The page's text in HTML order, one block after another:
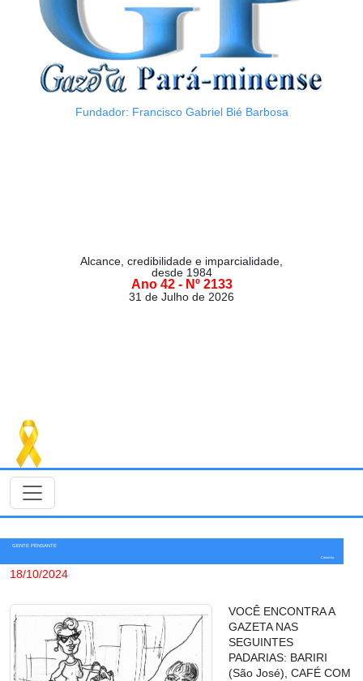
Fundador: Francisco Gabriel Bié Barbosa
Alcance, credibilidade e imparcialidade,
desde 1984
Ano 42 - Nº 2133
31 de Julho de 2026
GENTE PENSANTE
Colunista
18/10/2024
VOCÊ ENCONTRA A
GAZETA NAS
SEGUINTES
PADARIAS: BARIRI
(São José), CAFÉ COM